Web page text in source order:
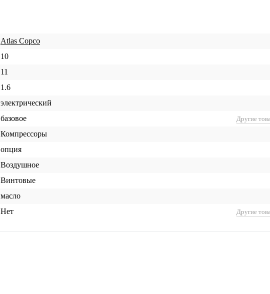
Atlas Copco
10
11
1.6
электрический
базовое Другие
Компрессоры
опция
Воздушное
Винтовые
масло
Нет Другие